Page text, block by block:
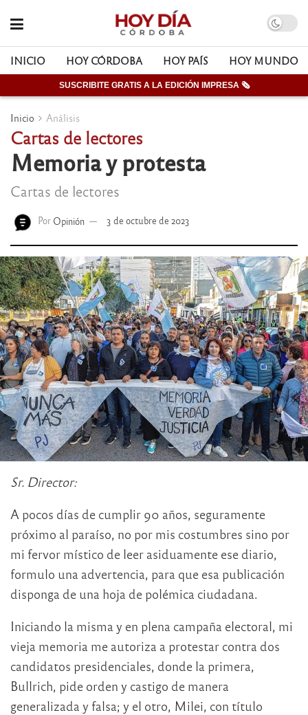
INICIO HOY CÓRDOBA HOY PAÍS HOY MUNDO
SUSCRIBITE GRATIS A LA EDICIÓN IMPRESA 🗞
Inicio Análisis
Cartas de lectores
Memoria y protesta
Cartas de lectores
Por Opinión 3 de octubre de 2023
Sr. Director:
A pocos días de cumplir 90 años, seguramente
próximo al paraíso, no por mis costumbres sino por
mi fervor místico de leer asiduamente ese diario,
formulo una advertencia, para que esa publicación
disponga de una hoja de polémica ciudadana.
Iniciando la misma y en plena campaña electoral, mi
vieja memoria me autoriza a protestar contra dos
candidatos presidenciales, donde la primera,
Bullrich, pide orden y castigo de manera
generalizada y falsa; y el otro, Milei, con título